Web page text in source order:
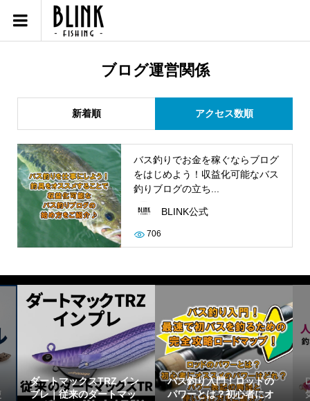
ブログ運営関係
新着順 アクセス数順
バス釣りでお金を稼ぐならブログ
をはじめよう！収益化可能なバス
釣りブログの立ち...
BLINK公式
706
ダートマックスTRZ イン
プレ｜従来のダートマッ
バス釣り入門！ロッドの
パワーとは？初心者にオ